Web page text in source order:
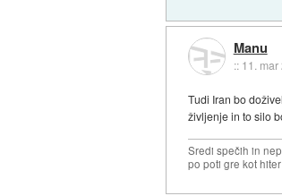
Manu
:: 11. mar
Tudi Iran bo
življenje in to silo
Sredi spečih in
po poti gre kot